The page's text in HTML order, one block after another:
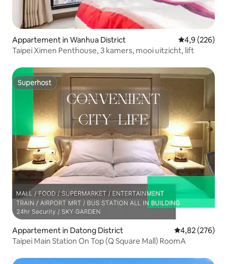
Appartement in Wanhua District Gemiddelde
4,9 (226)
Taipei Ximen Penthouse, 3 kamers, mooi uitzicht, lift
Superhost
Superhost
Appartement in Datong District Gemiddelde
4,82 (276)
Taipei Main Station On Top (Q Square Mall) RoomA